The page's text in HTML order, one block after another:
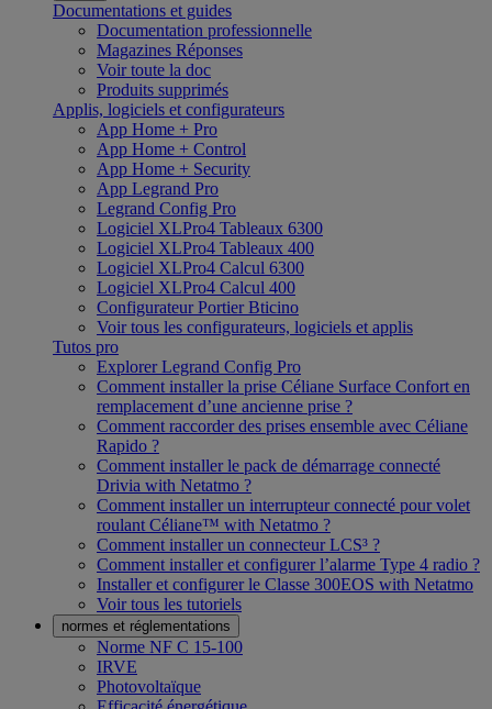
Documentations et guides
Documentation professionnelle
Magazines Réponses
Voir toute la doc
Produits supprimés
Applis, logiciels et configurateurs
App Home + Pro
App Home + Control
App Home + Security
App Legrand Pro
Legrand Config Pro
Logiciel XLPro4 Tableaux 6300
Logiciel XLPro4 Tableaux 400
Logiciel XLPro4 Calcul 6300
Logiciel XLPro4 Calcul 400
Configurateur Portier Bticino
Voir tous les configurateurs, logiciels et applis
Tutos pro
Explorer Legrand Config Pro
Comment installer la prise Céliane Surface Confort en
remplacement d’une ancienne prise ?
Comment raccorder des prises ensemble avec Céliane
Rapido ?
Comment installer le pack de démarrage connecté
Drivia with Netatmo ?
Comment installer un interrupteur connecté pour volet
roulant Céliane™ with Netatmo ?
Comment installer un connecteur LCS³ ?
Comment installer et configurer l’alarme Type 4 radio ?
Installer et configurer le Classe 300EOS with Netatmo
Voir tous les tutoriels
normes et réglementations
Norme NF C 15-100
IRVE
Photovoltaïque